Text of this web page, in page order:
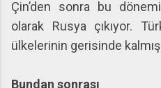
Çin’den sonra bu
olarak Rusya çıkıyor.
ülkelerinin gerisinde
Bundan sonrası